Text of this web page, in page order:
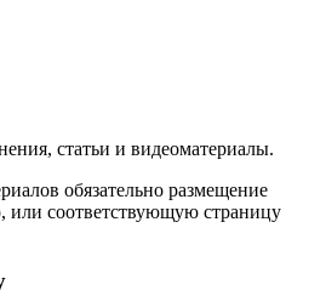
статьи и видеоматериалы.
обязательно размещение
или соответствующую страницу